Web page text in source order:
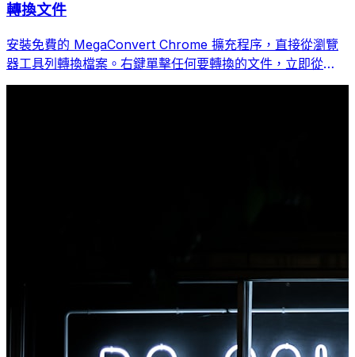
轉換文件
安裝免費的 MegaConvert Chrome 擴充程序，直接從瀏覽
器工具列轉換檔案。右鍵單擊任何要轉換的文件，立即從
Chrome 存取所有工具。